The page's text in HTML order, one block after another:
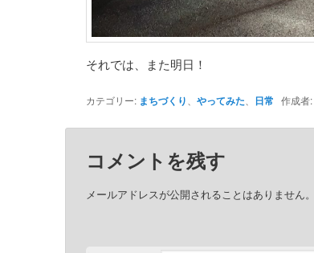
それでは、また明日！
カテゴリー: まちづくり やってみた 日常 作成者:
コメントを残す
メールアドレスが公開されることはありません。